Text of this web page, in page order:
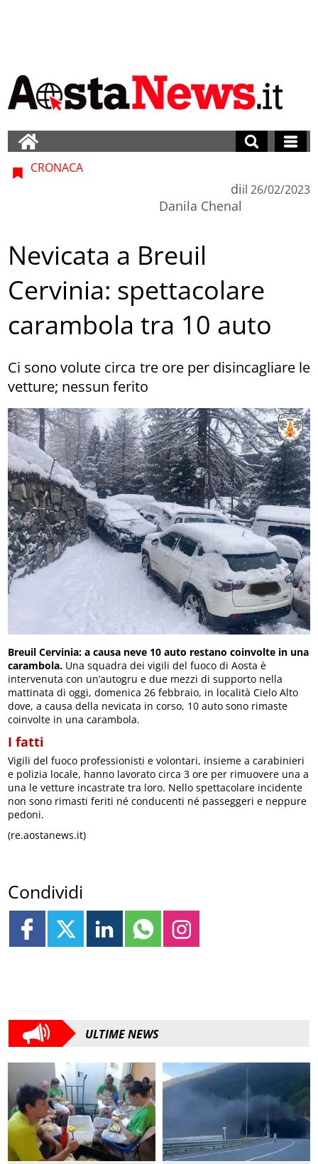
CRONACA
di
Danila Chenal
il 26/02/2023
Nevicata a Breuil
Cervinia: spettacolare
carambola tra 10 auto
Ci sono volute circa tre ore per disincagliare le
vetture; nessun ferito
Breuil Cervinia: a causa neve 10 auto restano coinvolte in una
carambola. Una squadra dei vigili del fuoco di Aosta è
intervenuta con un’autogru e due mezzi di supporto nella
mattinata di oggi, domenica 26 febbraio, in località Cielo Alto
dove, a causa della nevicata in corso, 10 auto sono rimaste
coinvolte in una carambola.
I fatti
Vigili del fuoco professionisti e volontari, insieme a carabinieri
e polizia locale, hanno lavorato circa 3 ore per rimuovere una a
una le vetture incastrate tra loro. Nello spettacolare incidente
non sono rimasti feriti né conducenti né passeggeri e neppure
pedoni.
(re.aostanews.it)
Condividi
ULTIME NEWS